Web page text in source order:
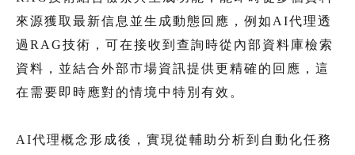
來源獲取最新信息並生成動態回應，例如AI代理透
過RAG技術，可在接收到查詢時從內部資料庫檢索
資料，並結合外部市場資訊提供更精確的回應，這
在需要即時應對的情境中特別有效。
AI代理概念形成後，實現從輔助分析到自動化任務